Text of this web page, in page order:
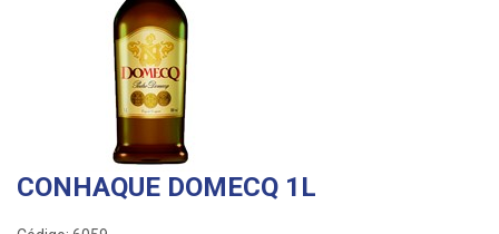
CONHAQUE DOMECQ 1L